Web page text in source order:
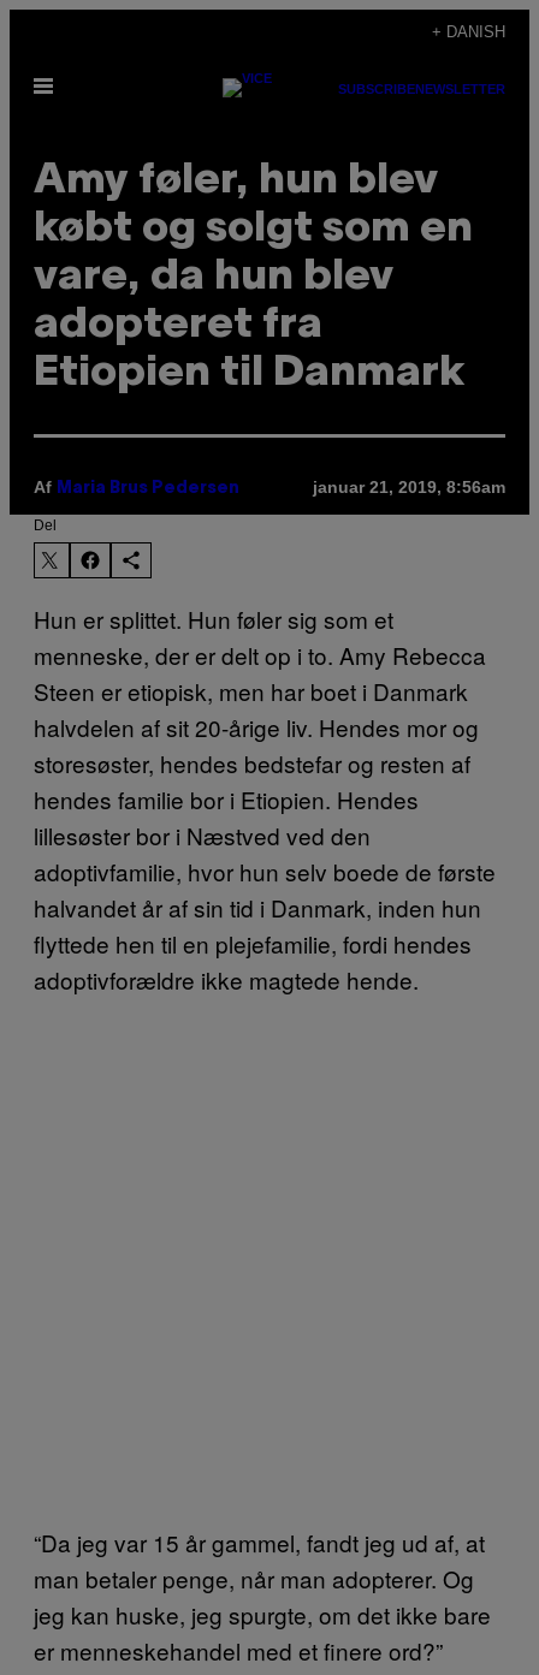
indhold
+ DANISH
Åbn
SUBSCRIBENEWSLETTER
Amy føler, hun blev
købt og solgt som en
vare, da hun blev
adopteret fra
Etiopien til Danmark
Af Maria Brus Pedersen januar 21, 2019, 8:56am
Del
Hun er splittet. Hun føler sig som et
menneske, der er delt op i to. Amy Rebecca
Steen er etiopisk, men har boet i Danmark
halvdelen af sit 20-årige liv. Hendes mor og
storesøster, hendes bedstefar og resten af
hendes familie bor i Etiopien. Hendes
lillesøster bor i Næstved ved den
adoptivfamilie, hvor hun selv boede de første
halvandet år af sin tid i Danmark, inden hun
flyttede hen til en plejefamilie, fordi hendes
adoptivforældre ikke magtede hende.
“Da jeg var 15 år gammel, fandt jeg ud af, at
man betaler penge, når man adopterer. Og
jeg kan huske, jeg spurgte, om det ikke bare
er menneskehandel med et finere ord?”